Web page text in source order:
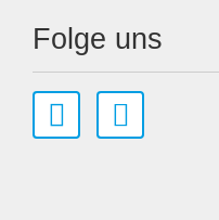
Folge uns